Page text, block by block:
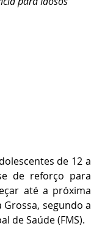
de 12 a
de reforço para
até a próxima
segundo a
de Saúde (FMS).